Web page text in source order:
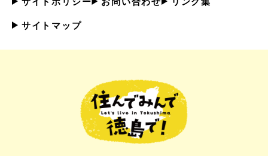
サイトマップ